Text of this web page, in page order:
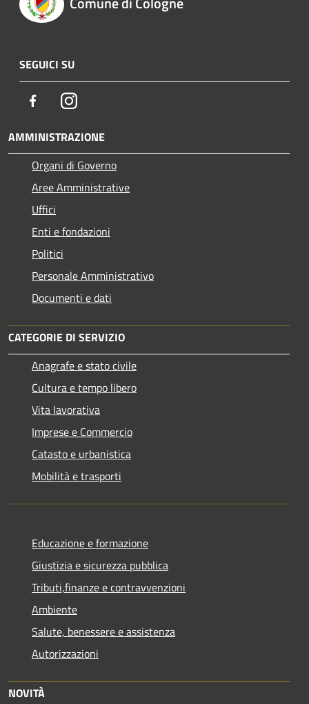
SEGUICI SU
FacebookInstagram
AMMINISTRAZIONE
Organi di Governo
Aree Amministrative
Uffici
Enti e fondazioni
Politici
Personale Amministrativo
Documenti e dati
CATEGORIE DI SERVIZIO
Anagrafe e stato civile
Cultura e tempo libero
Vita lavorativa
Imprese e Commercio
Catasto e urbanistica
Mobilità e trasporti
Educazione e formazione
Giustizia e sicurezza pubblica
Tributi,finanze e contravvenzioni
Ambiente
Salute, benessere e assistenza
Autorizzazioni
NOVITÀ